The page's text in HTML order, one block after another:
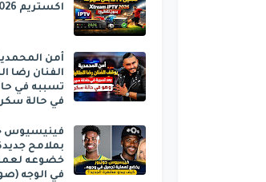
اكستريم 2026
أمن
الفنان رضا
تسببه في
في حالة سكر
فينيسيوس
بملامح
خضوعه
في الوجه